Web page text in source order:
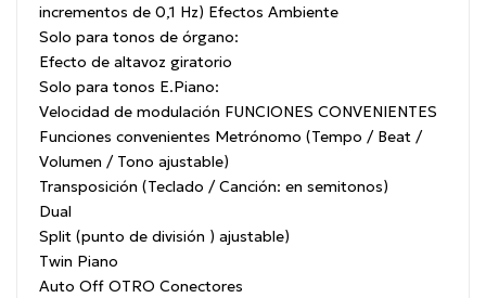
incrementos de 0,1 Hz) Efectos Ambiente
Solo para tonos de órgano:
Efecto de altavoz giratorio
Solo para tonos E.Piano:
Velocidad de modulación FUNCIONES CONVENIENTES
Funciones convenientes Metrónomo (Tempo / Beat /
Volumen / Tono ajustable)
Transposición (Teclado / Canción: en semitonos)
Dual
Split (punto de división ) ajustable)
Twin Piano
Auto Off OTRO Conectores